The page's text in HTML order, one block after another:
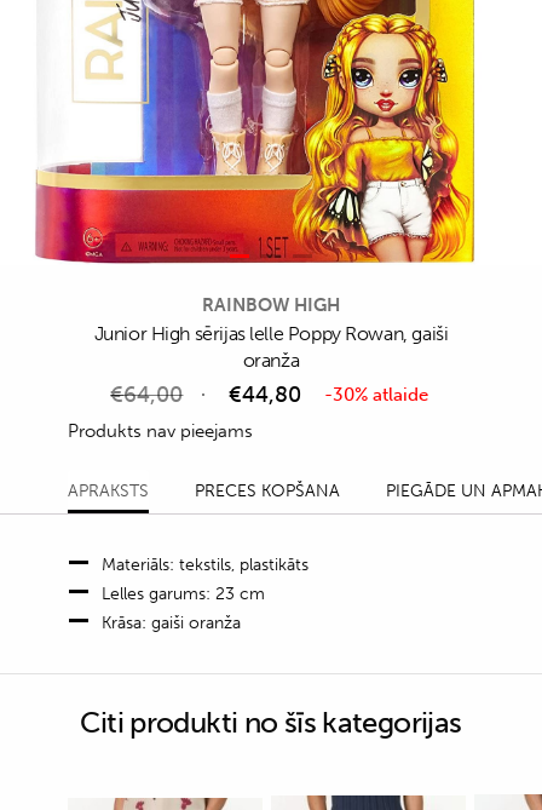
RAINBOW HIGH
Junior High sērijas lelle Poppy Rowan, gaiši
oranža
€64,00 €44,80
-30% atlaide
Produkts nav pieejams
APRAKSTS PRECES KOPŠANA PIEGĀDE UN
Materiāls: tekstils, plastikāts
Lelles garums: 23 cm
Krāsa: gaiši oranža
Citi produkti no šīs kategorijas